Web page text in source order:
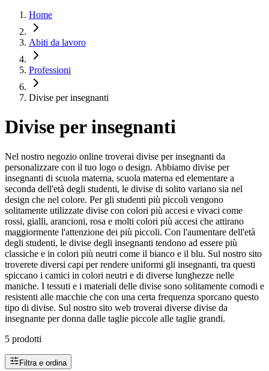
Home
Abiti da lavoro
Professioni
Divise per insegnanti
Divise per insegnanti
Nel nostro negozio online troverai divise per insegnanti da
personalizzare con il tuo logo o design. Abbiamo divise per
insegnanti di scuola materna, scuola materna ed elementare a
seconda dell'età degli studenti, le divise di solito variano sia nel
design che nel colore. Per gli studenti più piccoli vengono
solitamente utilizzate divise con colori più accesi e vivaci come
rossi, gialli, arancioni, rosa e molti colori più accesi che attirano
maggiormente l'attenzione dei più piccoli. Con l'aumentare dell'età
degli studenti, le divise degli insegnanti tendono ad essere più
classiche e in colori più neutri come il bianco e il blu. Sul nostro sito
troverete diversi capi per rendere uniformi gli insegnanti, tra questi
spiccano i camici in colori neutri e di diverse lunghezze nelle
maniche. I tessuti e i materiali delle divise sono solitamente comodi e
resistenti alle macchie che con una certa frequenza sporcano questo
tipo di divise. Sul nostro sito web troverai diverse divise da
insegnante per donna dalle taglie piccole alle taglie grandi.
5 prodotti
Filtra e ordina